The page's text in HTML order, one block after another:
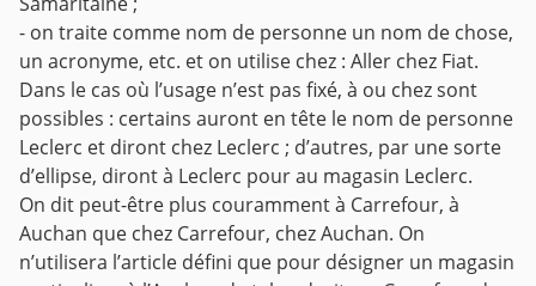
- on traite comme nom de personne un nom de chose,
un acronyme, etc. et on utilise chez : Aller chez Fiat.
Dans le cas où l’usage n’est pas fixé, à ou chez sont
possibles : certains auront en tête le nom de personne
Leclerc et diront chez Leclerc ; d’autres, par une sorte
d’ellipse, diront à Leclerc pour au magasin Leclerc.
On dit peut-être plus couramment à Carrefour, à
Auchan que chez Carrefour, chez Auchan. On
n’utilisera l’article défini que pour désigner un magasin